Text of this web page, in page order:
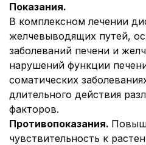
Показания.
В комплексном лечении
желчевыводящих путей,
заболеваний печени и
нарушений функции
соматических
длительного действия
факторов.
Противопоказания.
чувствительность к